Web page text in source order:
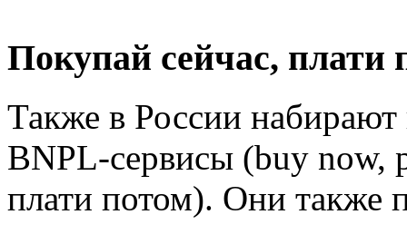
Покупай сейчас, плати
Также в России набирают
BNPL-сервисы (buy now,
плати потом). Они также